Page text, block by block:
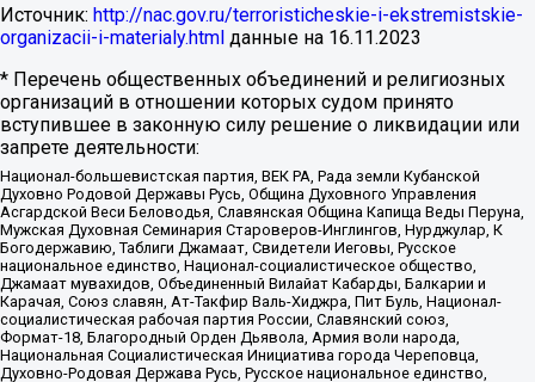
Источник: http://nac.gov.ru/terroristicheskie-i-ekstremistskie-
organizacii-i-materialy.html данные на 16.11.2023
* Перечень общественных объединений и религиозных
организаций в отношении которых судом принято
вступившее в законную силу решение о ликвидации или
запрете деятельности:
Национал-большевистская партия, ВЕК РА, Рада земли Кубанской
Духовно Родовой Державы Русь, Община Духовного Управления
Асгардской Веси Беловодья, Славянская Община Капища Веды Перуна,
Мужская Духовная Семинария Староверов-Инглингов, Нурджулар, К
Богодержавию, Таблиги Джамаат, Свидетели Иеговы, Русское
национальное единство, Национал-социалистическое общество,
Джамаат мувахидов, Объединенный Вилайат Кабарды, Балкарии и
Карачая, Союз славян, Ат-Такфир Валь-Хиджра, Пит Буль, Национал-
социалистическая рабочая партия России, Славянский союз,
Формат-18, Благородный Орден Дьявола, Армия воли народа,
Национальная Социалистическая Инициатива города Череповца,
Духовно-Родовая Держава Русь, Русское национальное единство,